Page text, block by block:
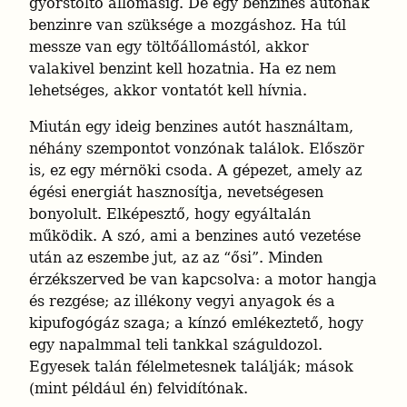
benzinre van szüksége a mozgáshoz. Ha túl
messze van egy töltőállomástól, akkor
valakivel benzint kell hozatnia. Ha ez nem
lehetséges, akkor vontatót kell hívnia.
Miután egy ideig benzines autót használtam,
néhány szempontot vonzónak találok. Először
is, ez egy mérnöki csoda. A gépezet, amely az
égési energiát hasznosítja, nevetségesen
bonyolult. Elképesztő, hogy egyáltalán
működik. A szó, ami a benzines autó vezetése
után az eszembe jut, az az “ősi”. Minden
érzékszerved be van kapcsolva: a motor hangja
és rezgése; az illékony vegyi anyagok és a
kipufogógáz szaga; a kínzó emlékeztető, hogy
egy napalmmal teli tankkal száguldozol.
Egyesek talán félelmetesnek találják; mások
(mint például én) felvidítónak.